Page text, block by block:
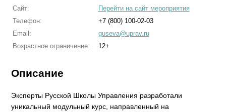
Сайт:
Перейти на сайт мероприятия
Телефон:
+7 (800) 100-02-03
Email:
guseva@uprav.ru
Возрастное ограничение:
12+
Описание
Эксперты Русской Школы Управления разработали
уникальный модульный курс, направленный на